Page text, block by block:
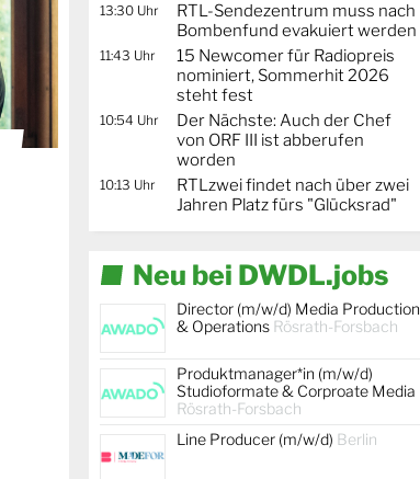
13:30 Uhr
RTL-Sendezentrum muss nach
Bombenfund evakuiert werden
11:43 Uhr
15 Newcomer für Radiopreis
nominiert, Sommerhit 2026
steht fest
10:54 Uhr
Der Nächste: Auch der Chef
von ORF III ist abberufen
worden
10:13 Uhr
RTLzwei findet nach über zwei
Jahren Platz fürs "Glücksrad"
Neu bei DWDL.jobs
Director (m/w/d) Media Production
& Operations Rösrath-Forsbach
Produktmanager*in (m/w/d)
Studioformate & Corproate Media
Rösrath-Forsbach
Line Producer (m/w/d) Berlin